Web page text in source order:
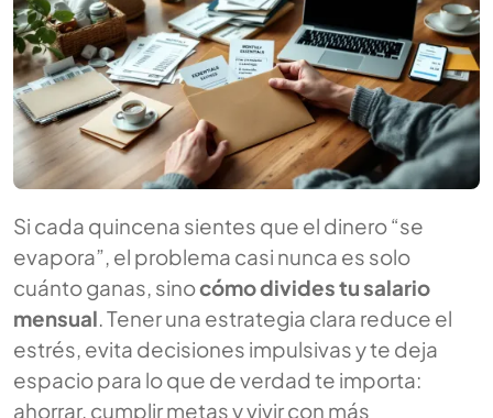
Si cada quincena sientes que el dinero “se
evapora”, el problema casi nunca es solo
cuánto ganas, sinocómo divides tu salario
mensual. Tener una estrategia clara reduce el
estrés, evita decisiones impulsivas y te deja
espacio para lo que de verdad te importa:
ahorrar, cumplir metas y vivir con más